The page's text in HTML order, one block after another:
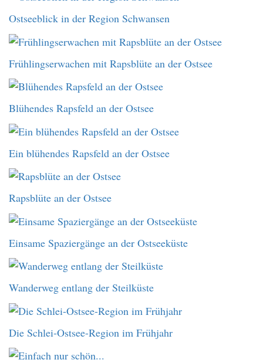
Ostseeblick in der Region Schwansen
Frühlingserwachen mit Rapsblüte an der Ostsee
Blühendes Rapsfeld an der Ostsee
Ein blühendes Rapsfeld an der Ostsee
Rapsblüte an der Ostsee
Einsame Spaziergänge an der Ostseeküste
Wanderweg entlang der Steilküste
Die Schlei-Ostsee-Region im Frühjahr